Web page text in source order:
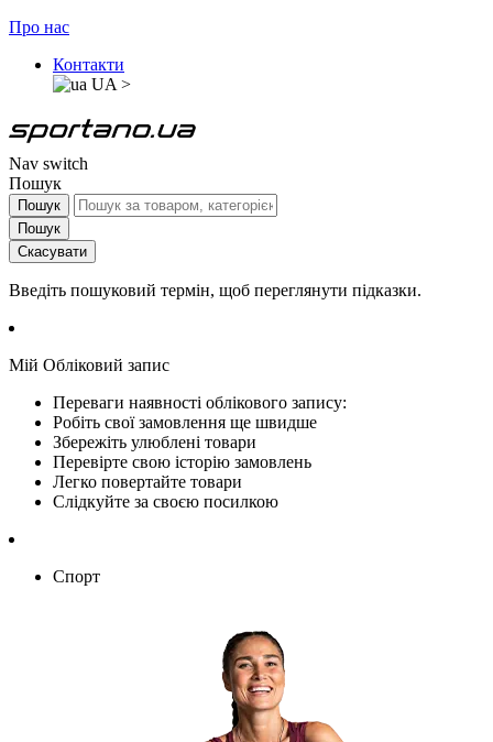
Про нас
Контакти
UA >
Nav switch
Пошук
Пошук
Пошук
Скасувати
Введіть пошуковий термін, щоб переглянути підказки.
Мій Обліковий запис
Переваги наявності облікового запису:
Робіть свої замовлення ще швидше
Збережіть улюблені товари
Перевірте свою історію замовлень
Легко повертайте товари
Слідкуйте за своєю посилкою
Спорт